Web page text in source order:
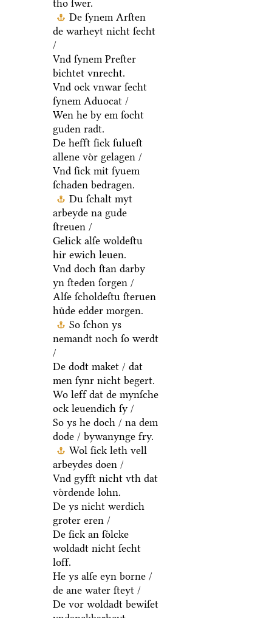
tho ſwer.
De ſynem Arſten
de warheyt nicht ſecht
/
Vnd ſynem Preſter
bichtet vnrecht.
Vnd ock vnwar ſecht
ſynem Aduocat /
Wen he by em ſocht
guden radt.
De hefft ſick ſulueſt
allene voͤr gelagen /
Vnd ſick mit ſyuem
ſchaden bedragen.
Du ſchalt myt
arbeyde na gude
ſtreuen /
Gelick alſe woldeſtu
hir ewich leuen.
Vnd doch ſtan darby
yn ſteden ſorgen /
Alſe ſcholdeſtu ſteruen
huͤde edder morgen.
So ſchon ys
nemandt noch ſo werdt
/
De dodt maket / dat
men ſynr nicht begert.
Wo leff dat de mynſche
ock leuendich ſy /
So ys he doch / na dem
dode / bywanynge fry.
Wol ſick leth vell
arbeydes doen /
Vnd gyfft nicht vth dat
voͤrdende lohn.
De ys nicht werdich
groter eren /
De ſick an ſoͤlcke
woldadt nicht ſecht
loff.
He ys alſe eyn borne /
de ane water ſteyt /
De vor woldadt bewiſet